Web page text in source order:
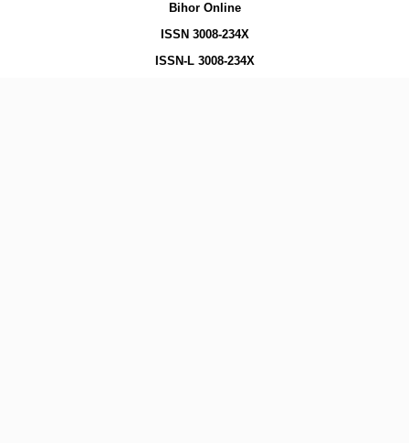
Bihor Online
ISSN 3008-234X
ISSN-L 3008-234X